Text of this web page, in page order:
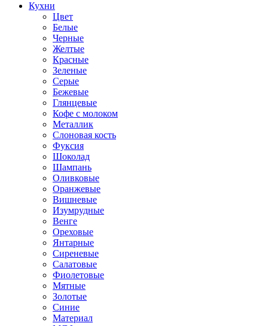
Кухни
Цвет
Белые
Черные
Желтые
Красные
Зеленые
Серые
Бежевые
Глянцевые
Кофе с молоком
Металлик
Слоновая кость
Фуксия
Шоколад
Шампань
Оливковые
Оранжевые
Вишневые
Изумрудные
Венге
Ореховые
Янтарные
Сиреневые
Салатовые
Фиолетовые
Мятные
Золотые
Синие
Материал